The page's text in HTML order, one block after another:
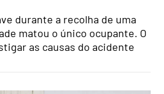
durante a recolha de uma
matou o único ocupante. O
as causas do acidente